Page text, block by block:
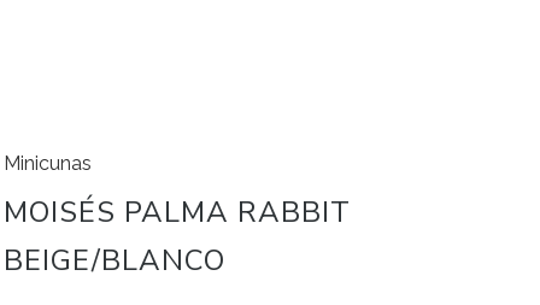
Minicunas
MOISÉS PALMA RABBIT
BEIGE/BLANCO